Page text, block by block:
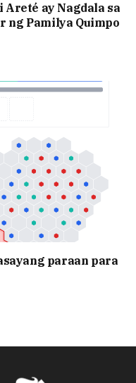
Areté ay Nagdala sa
ng Pamilya Quimpo
paraan para